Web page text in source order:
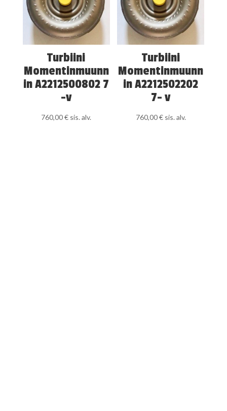
Turbiini
Momentinmuunn
in A2212500802 7
-v
760,00€ sis. alv.
Turbiini
Momentinmuunn
in A2212502202
7- v
760,00€ sis. alv.